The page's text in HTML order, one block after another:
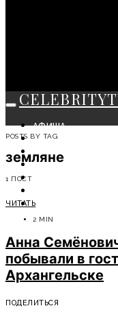
АФИША
СОБЫТИЯ
КРАСОТА
МОДА
СОВЕТЫ
POSTS BY TAG
земляне
1 ПОСТ
ЧИТАТЬ
2 MIN
Анна
побывали в
Архангельске
ПОДЕЛИТЬСЯ